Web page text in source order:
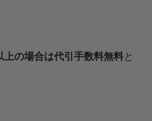
の場合は代引手数料無料と